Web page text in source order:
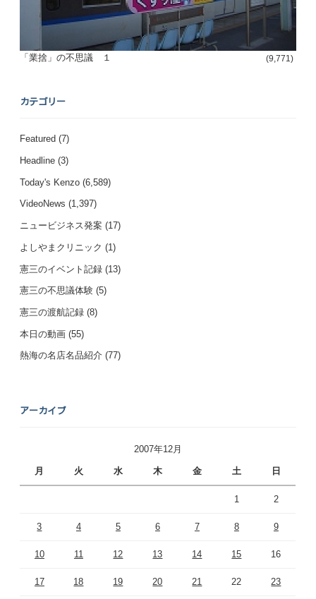
「業捨」の不思議 １ (9,771)
カテゴリー
Featured (7)
Headline (3)
Today's Kenzo (6,589)
VideoNews (1,397)
ニュービジネス発案 (17)
よしやまクリニック (1)
憲三のイベント記録 (13)
憲三の不思議体験 (5)
憲三の渡航記録 (8)
本日の動画 (55)
熱海の名店名品紹介 (77)
アーカイブ
2007年12月
月 火 水 木 金 土 日
1 2
3 4 5 6 7 8 9
10 11 12 13 14 15 16
17 18 19 20 21 22 23